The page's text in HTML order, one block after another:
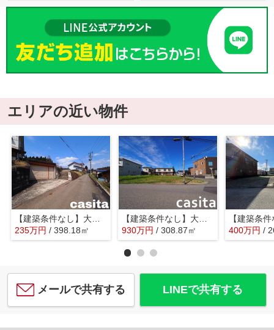
エリアの近い物件
【建築条件なし】大仙市刈和野上ノ台 見晴らしの良い高台、南東向き住宅用地120.44坪
235万円 / 398.18㎡
【建築条件なし】大仙市福田町93.43坪(公簿)区画の整った住宅街の南東角地物件
930万円 / 308.87㎡ 400万円 /
メールで共有する LINEで共有する